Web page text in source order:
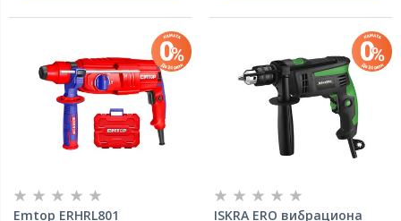
Emtop ERHRL801 ISKRA ERO вибрациона